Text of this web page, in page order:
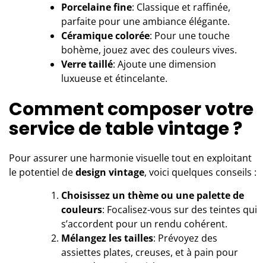
Porcelaine fine: Classique et raffinée,
parfaite pour une ambiance élégante.
Céramique colorée: Pour une touche
bohème, jouez avec des couleurs vives.
Verre taillé: Ajoute une dimension
luxueuse et étincelante.
Comment composer votre
service de table vintage ?
Pour assurer une harmonie visuelle tout en exploitant
le potentiel dedesign vintage, voici quelques conseils :
Choisissez un thème ou une palette de
couleurs: Focalisez-vous sur des teintes qui
s’accordent pour un rendu cohérent.
Mélangez les tailles: Prévoyez des
assiettes plates, creuses, et à pain pour